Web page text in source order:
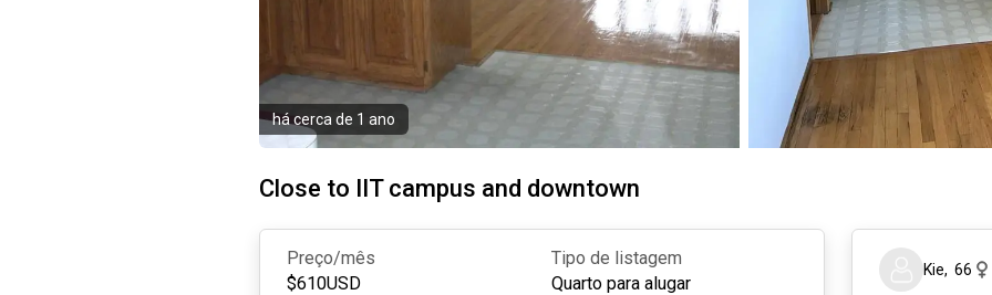
há cerca de 1 ano
Close to IIT campus and downtown
Preço/mês
$610USD
Tipo de listagem
Quarto para alugar
Kie,66